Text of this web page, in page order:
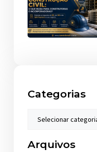
Categorias
Arquivos